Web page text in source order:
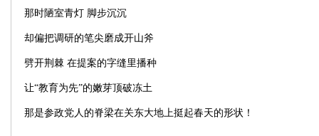
那时陋室青灯 脚步沉沉
却偏把调研的笔尖磨成开山斧
劈开荆棘 在提案的字缝里播种
让“教育为先”的嫩芽顶破冻土
那是参政党人的脊梁在关东大地上挺起春天的形状！